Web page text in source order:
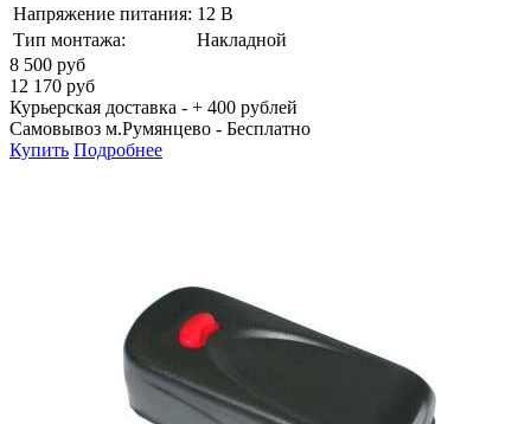
Напряжение питания: 12 В
Тип монтажа:
Накладной
8 500 руб
12 170 руб
Курьерская доставка - + 400 рублей
Самовывоз м.Румянцево - Бесплатно
Купить Подробнее